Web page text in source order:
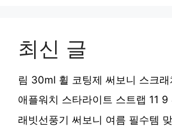
최신 글
림 30ml 휠 코팅제 써보니 스크
애플워치 스타라이트 스트랩 11 9
래빗선풍기 써보니 여름 필수템